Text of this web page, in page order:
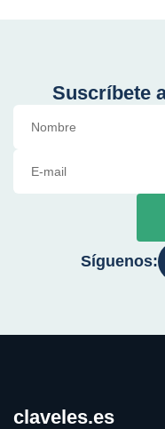
Suscríbete
Síguenos:
claveles.es